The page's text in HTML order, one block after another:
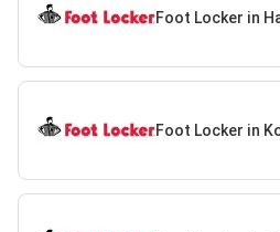
Foot Locker in
Foot Locker in